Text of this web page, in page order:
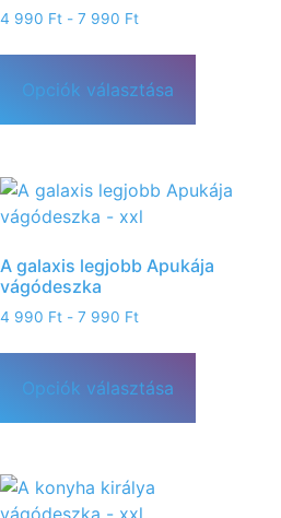
4 990 Ft - 7 990 Ft
Opciók választása
A galaxis legjobb Apukája
vágódeszka
4 990 Ft - 7 990 Ft
Opciók választása